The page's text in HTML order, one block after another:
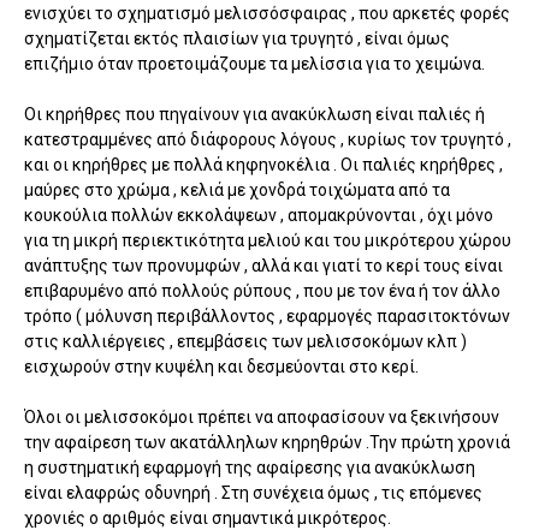
ενισχύει το σχηματισμό μελισσόσφαιρας , που αρκετές φορές
σχηματίζεται εκτός πλαισίων για τρυγητό , είναι όμως
επιζήμιο όταν προετοιμάζουμε τα μελίσσια για το χειμώνα.
Οι κηρήθρες που πηγαίνουν για ανακύκλωση είναι παλιές ή
κατεστραμμένες από διάφορους λόγους , κυρίως τον τρυγητό ,
και οι κηρήθρες με πολλά κηφηνοκέλια . Οι παλιές κηρήθρες ,
μαύρες στο χρώμα , κελιά με χονδρά τοιχώματα από τα
κουκούλια πολλών εκκολάψεων , απομακρύνονται , όχι μόνο
για τη μικρή περιεκτικότητα μελιού και του μικρότερου χώρου
ανάπτυξης των προνυμφών , αλλά και γιατί το κερί τους είναι
επιβαρυμένο από πολλούς ρύπους , που με τον ένα ή τον άλλο
τρόπο ( μόλυνση περιβάλλοντος , εφαρμογές παρασιτοκτόνων
στις καλλιέργειες , επεμβάσεις των μελισσοκόμων κλπ )
εισχωρούν στην κυψέλη και δεσμεύονται στο κερί.
Όλοι οι μελισσοκόμοι πρέπει να αποφασίσουν να ξεκινήσουν
την αφαίρεση των ακατάλληλων κηρηθρών .Την πρώτη χρονιά
η συστηματική εφαρμογή της αφαίρεσης για ανακύκλωση
είναι ελαφρώς οδυνηρή . Στη συνέχεια όμως , τις επόμενες
χρονιές ο αριθμός είναι σημαντικά μικρότερος.